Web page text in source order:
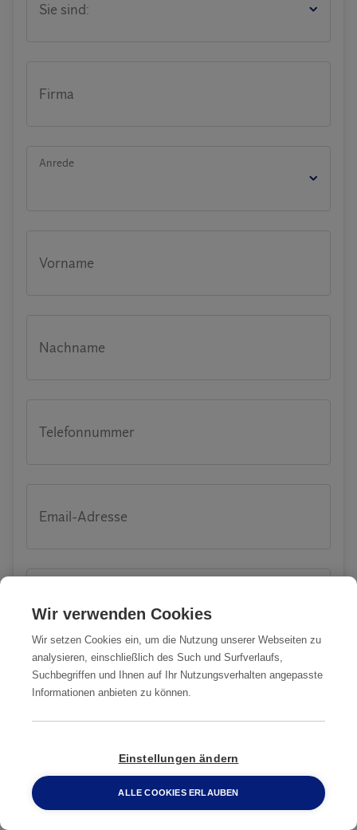
Sie sind:
Firma
Anrede
Vorname
Nachname
Telefonnummer
Email-Adresse
Stadt
0800 2 33 04 00
Wir verwenden Cookies
Wir setzen Cookies ein, um die Nutzung unserer Webseiten zu
analysieren, einschließlich des Such und Surfverlaufs,
Suchbegriffen und Ihnen auf Ihr Nutzungsverhalten angepasste
Informationen anbieten zu können.
Einstellungen ändern
ALLE COOKIES ERLAUBEN